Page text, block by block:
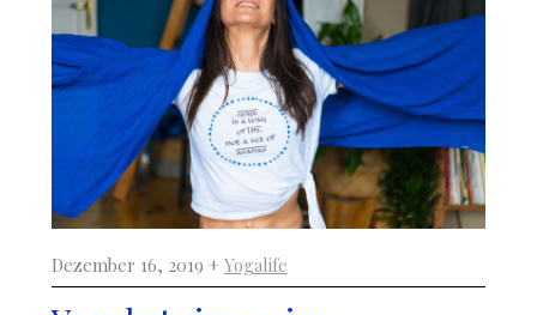
Dezember 16, 2019 + Yogalife